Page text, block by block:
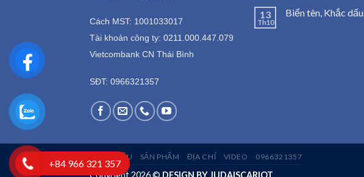
Cách MST: 1001033017
Tài khoản công ty: 0211.000.447.079
Vietcombank CN Thái Bình
SĐT: 0966321357
13
Th10
Biển tên, Khắc dấu
GIỚI THIỆU SẢN PHẨM ĐỊA CHỈ VIDEO 0966321357
Copyright 2026 © DESIGN BY JUDAISCARIOT
+84 966 321 357